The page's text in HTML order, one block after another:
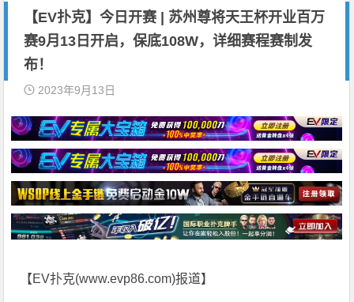
【EV扑克】今日开赛 | 苏州尊将天王杯开业百万
赛9月13日开启，保底108W，详细赛程赛制发
布！
2023年9月13日
【EV扑克(www.evp86.com)报道】